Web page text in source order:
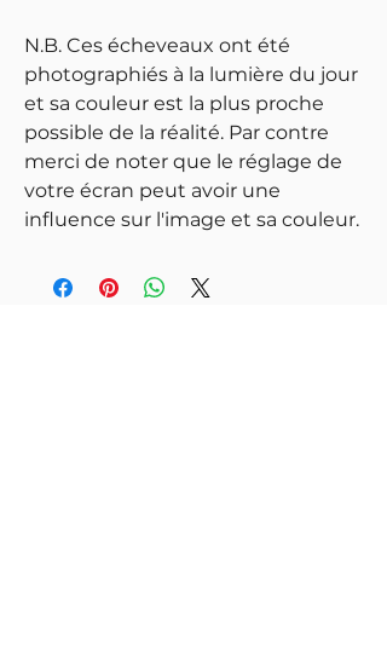
N.B. Ces écheveaux ont été
photographiés à la lumière du jour
et sa couleur est la plus proche
possible de la réalité. Par contre
merci de noter que le réglage de
votre écran peut avoir une
influence sur l'image et sa couleur.